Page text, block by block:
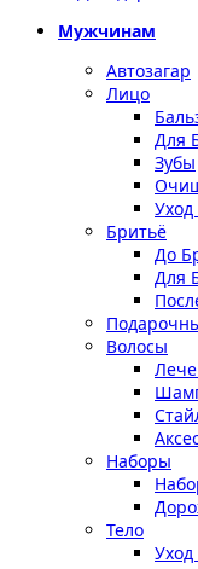
Мужчинам
Автозагар
Лицо
Для
Зубы
Бритьё
До
Для
Волосы
Наборы
Тело